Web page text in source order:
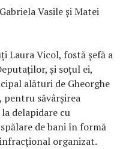
Vasile și Matei
Laura Vicol, fostă șefă a
și soțul ei,
alături de Gheorghe
pentru săvârșirea
delapidare cu
de bani în formă
organizat.